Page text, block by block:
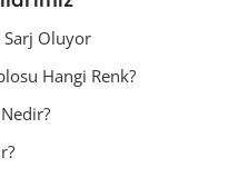
Sarj Oluyor
Hangi Renk?